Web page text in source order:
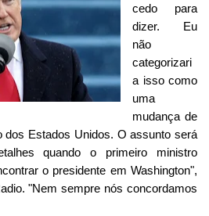
cedo para
dizer. Eu
não
categorizari
a isso como
uma
mudança de
dos Estados Unidos. O assunto será
quando o primeiro ministro
o presidente em Washington",
"Nem sempre nós concordamos